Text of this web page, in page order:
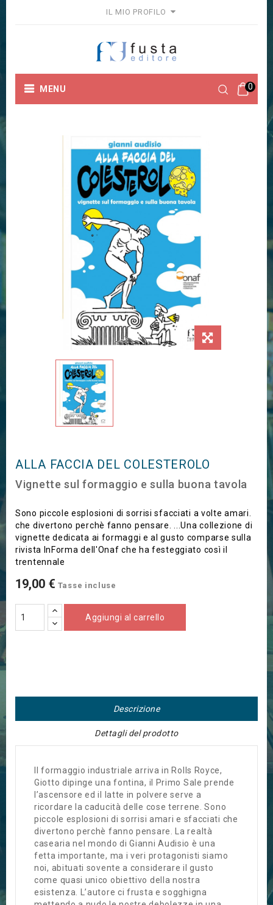
IL MIO PROFILO
0
MENU
ALLA FACCIA DEL COLESTEROLO
Vignette sul formaggio e sulla buona tavola
Sono piccole esplosioni di sorrisi sfacciati a volte amari.
che divertono perchè fanno pensare. ...Una collezione di
vignette dedicata ai formaggi e al gusto comparse sulla
rivista InForma dell'Onaf che ha festeggiato così il
trentennale
19,00 € Tasse incluse
Aggiungi al carrello
Descrizione
Dettagli del prodotto
Il formaggio industriale arriva in Rolls Royce,
Giotto dipinge una fontina, il Primo Sale prende
l’ascensore ed il latte in polvere serve a
ricordare la caducità delle cose terrene. Sono
piccole esplosioni di sorrisi amari e sfacciati che
divertono perchè fanno pensare. La realtà
casearia nel mondo di Gianni Audisio è una
fetta importante, ma i veri protagonisti siamo
noi, abituati sovente a considerare il gusto
come quasi unico obiettivo della nostra
esistenza. L’autore ci frusta e sogghigna